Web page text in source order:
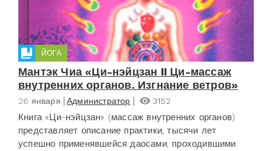
ЙОГА
Мантэк Чиа «Ци-нэйцзан II Ци-массаж
внутренних органов. Изгнание ветров»
26 января Администратор 3152
Книга «Ци-нэйцзан» (массаж внутренних органов)
представляет описание практики, тысячи лет
успешно применявшейся даосами, проходившими